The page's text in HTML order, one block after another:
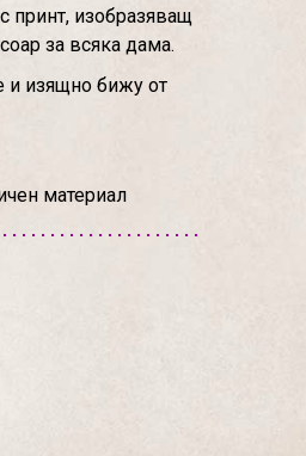
принт, изобразяващ
за всяка дама.
и изящно бижу от
материал